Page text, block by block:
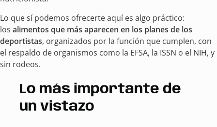
Lo que sí podemos ofrecerte aquí es algo práctico:
los alimentos que más aparecen en los planes de los
deportistas, organizados por la función que cumplen, con
el respaldo de organismos como la EFSA, la ISSN o el NIH, y
sin rodeos.
Lo más importante de
un vistazo